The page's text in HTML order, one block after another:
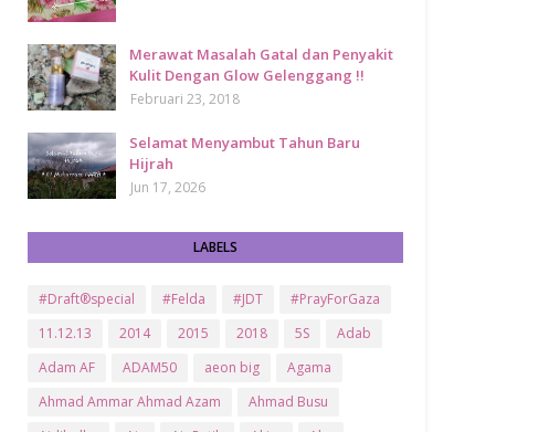
Merawat Masalah Gatal dan Penyakit
Kulit Dengan Glow Gelenggang !!
Februari 23, 2018
Selamat Menyambut Tahun Baru
Hijrah
Jun 17, 2026
LABELS
#Draft®special #Felda #JDT
#PrayForGaza
11.12.13
2014 2015 2018 5S
Adab
Adam AF
ADAM50 aeon big
Agama
Ahmad Ammar Ahmad Azam
Ahmad Busu